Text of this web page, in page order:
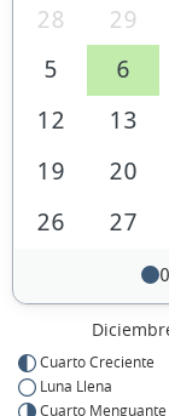
28 29
5
6
12
13
19
20
26
27
Cuarto Creciente
Luna Llena
Cuarto Menguante